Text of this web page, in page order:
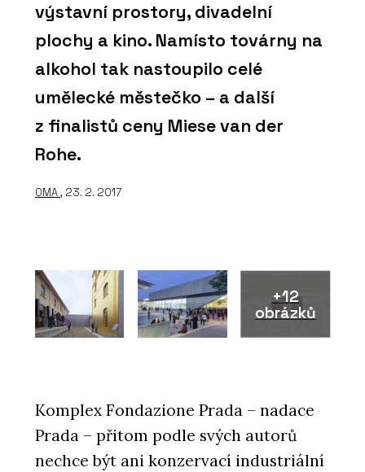
výstavní prostory, divadelní
plochy a kino. Namísto továrny na
alkohol tak nastoupilo celé
umělecké městečko – a další
z finalistů ceny Miese van der
Rohe.
OMA, 23. 2. 2017
+12
obrázků
Komplex Fondazione Prada – nadace
Prada – přitom podle svých autorů
nechce být ani konzervací industriální